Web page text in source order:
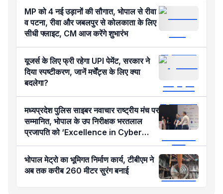
MP को 4 नई उड़ानों की सौगात, भोपाल से रीवा
व पटना, रीवा और जबलपुर से कोलकाता के लिए
सीधी फ्लाइट, CM आज करेंगे शुभारंभ
यूजर्स के लिए फ्री रहेगा UPI पेमेंट, सरकार ने
दिया स्पष्टीकरण, जानें मर्चेंट्स के लिए क्या
बदलेगा?
मध्यप्रदेश पुलिस साइबर नवाचार राष्ट्रीय मंच पर
सम्मानित, भोपाल के उप निरीक्षक भरतलाल
प्रजापति को ‘Excellence in Cyber
Policing’ अवार्ड
भोपाल मेट्रो का भूमिगत निर्माण कार्य, टीबीएम ने
अब तक करीब 260 मीटर सुरंग बनाई